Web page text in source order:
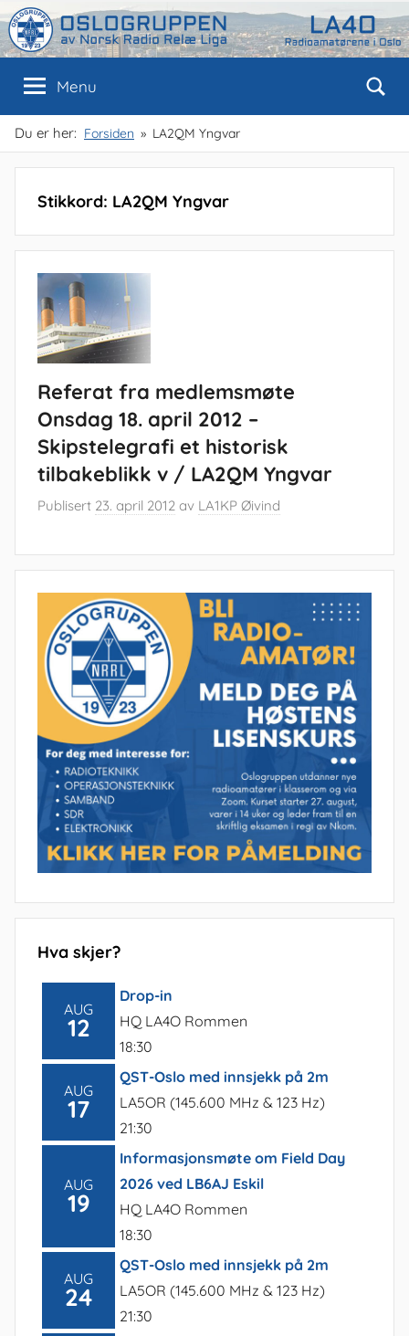
Skip
to
content
Oslogruppen
av
NRRL
Oslo
Menu
Du er her: Forsiden LA2QM Yngvar
Stikkord: LA2QM Yngvar
Referat fra medlemsmøte
Onsdag 18. april 2012 –
Skipstelegrafi et historisk
tilbakeblikk v / LA2QM Yngvar
Publisert 23. april 2012 av LA1KP Øivind
Hva skjer?
AUG
12
Drop-in
HQ LA4O Rommen
18:30
AUG
17
QST-Oslo med innsjekk på 2m
LA5OR (145.600 MHz & 123 Hz)
21:30
AUG
19
Informasjonsmøte om Field Day
2026 ved LB6AJ Eskil
HQ LA4O Rommen
18:30
AUG
24
QST-Oslo med innsjekk på 2m
LA5OR (145.600 MHz & 123 Hz)
21:30